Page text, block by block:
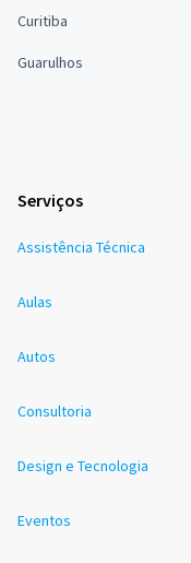
Curitiba
Guarulhos
Serviços
Assistência Técnica
Aulas
Autos
Consultoria
Design e Tecnologia
Eventos